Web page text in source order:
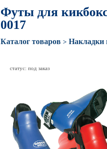
Футы для
0017
Каталог товаров > Накладки
статус: под заказ